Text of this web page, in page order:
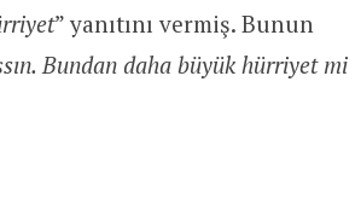
” yanıtını vermiş. Bunun
Bundan daha büyük hürriyet mi